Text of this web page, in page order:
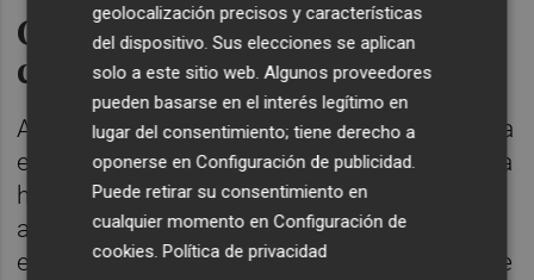
Correlación positiva, pero no
causal
Así, el estudio reveló una correlación positiva
entre la concentración de microplásticos y la
hipertensión arterial, la diabetes y los
accidentes cerebrovasculares, mientras que
el cáncer no se vinculó de forma consistente
geolocalización precisos y características
del dispositivo. Sus elecciones se aplican
solo a este sitio web. Algunos proveedores
pueden basarse en el interés legítimo en
lugar del consentimiento; tiene derecho a
oponerse enConfiguración de publicidad
Puede retirar su consentimiento en
cualquier momento enConfiguración de
cookies .Política de privacidad